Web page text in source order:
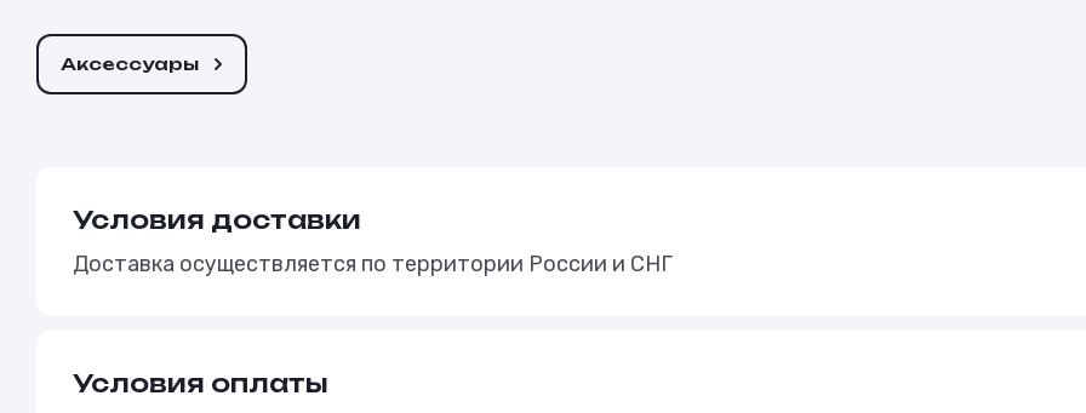
Аксессуары
Условия доставки
Доставка осуществляется по территории России и СНГ
Условия оплаты